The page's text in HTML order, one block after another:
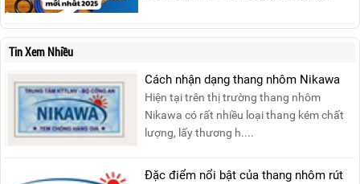
phớt đúng cách, giúp xe nâng hoạt động
Tin Xem Nhiều
Cách nhận dạng thang nhôm Nikawa
Hiện tại trên thị trường thang nhôm
Nikawa có rất nhiều loại thang kém chất
lượng, lấy thương h....
Đặc điểm nổi bật của thang nhôm rút